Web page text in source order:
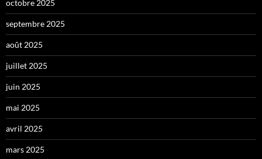
octobre 2025
septembre 2025
août 2025
juillet 2025
juin 2025
mai 2025
avril 2025
mars 2025